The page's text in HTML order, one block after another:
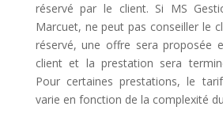
réservé par le client. Si MS
Marcuet, ne peut pas conseiller le
réservé, une offre sera proposée
client et la prestation sera
Pour certaines prestations, le
varie en fonction de la complexité